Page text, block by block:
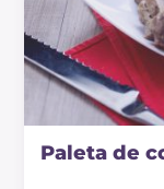
Paleta de